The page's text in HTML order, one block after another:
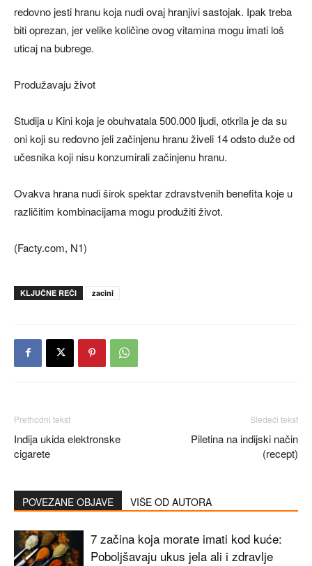
redovno jesti hranu koja nudi ovaj hranjivi sastojak. Ipak treba
biti oprezan, jer velike količine ovog vitamina mogu imati loš
uticaj na bubrege.
Produžavaju život
Studija u Kini koja je obuhvatala 500.000 ljudi, otkrila je da su
oni koji su redovno jeli začinjenu hranu živeli 14 odsto duže od
učesnika koji nisu konzumirali začinjenu hranu.
Ovakva hrana nudi širok spektar zdravstvenih benefita koje u
različitim kombinacijama mogu produžiti život.
(Facty.com, N1)
KLJUČNE REČI zacini
Prethodni tekst
Indija ukida elektronske
cigarete
Sledeći tekst
Piletina na indijski način
(recept)
POVEZANE OBJAVE VIŠE OD AUTORA
7 začina koja morate imati kod kuće:
Poboljšavaju ukus jela ali i zdravlje